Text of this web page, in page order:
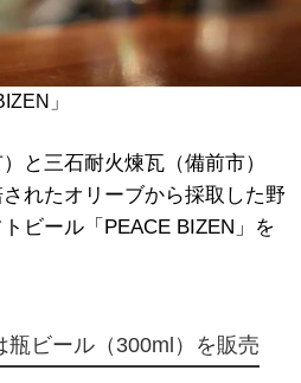
」
と三石耐火煉瓦（備前市）
れたオリーブから採取した野
ビール「PEACE BIZEN」を
瓶ビール（300ml）を販売